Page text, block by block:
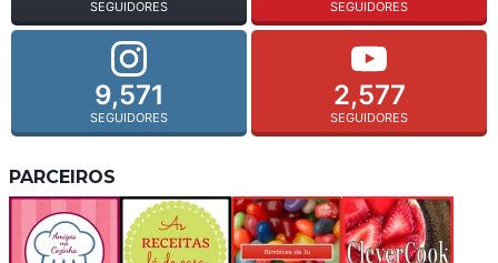
SEGUIDORES SEGUIDORES
9,571
SEGUIDORES
2,577
SEGUIDORES
PARCEIROS